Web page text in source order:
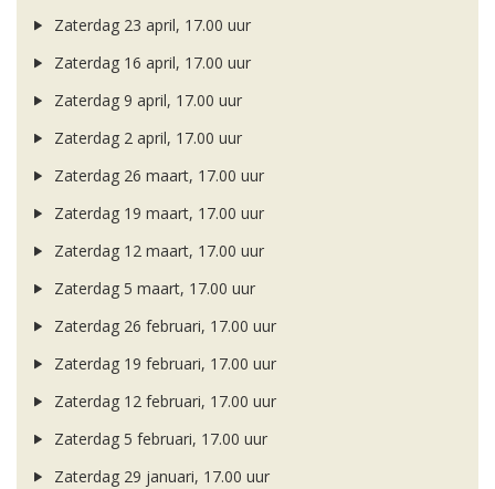
Zaterdag 23 april, 17.00 uur
Zaterdag 16 april, 17.00 uur
Zaterdag 9 april, 17.00 uur
Zaterdag 2 april, 17.00 uur
Zaterdag 26 maart, 17.00 uur
Zaterdag 19 maart, 17.00 uur
Zaterdag 12 maart, 17.00 uur
Zaterdag 5 maart, 17.00 uur
Zaterdag 26 februari, 17.00 uur
Zaterdag 19 februari, 17.00 uur
Zaterdag 12 februari, 17.00 uur
Zaterdag 5 februari, 17.00 uur
Zaterdag 29 januari, 17.00 uur